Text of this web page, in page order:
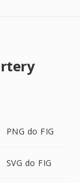
PNG do FIG
SVG do FIG